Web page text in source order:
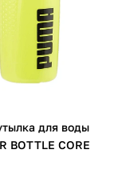
для воды
BOTTLE CORE